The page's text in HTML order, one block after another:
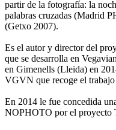
partir de la fotografía: la
palabras cruzadas (Madrid
(Getxo 2007).
Es el autor y director del
que se desarrolla en
en Gimenells (Lleida) en
VGVN que recoge el
En 2014 le fue concedida
NOPHOTO por el proyecto